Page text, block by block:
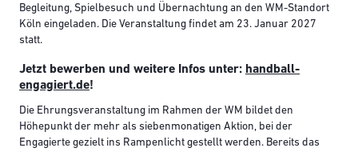
Begleitung, Spielbesuch und Übernachtung an den WM-Standort
Köln eingeladen. Die Veranstaltung findet am 23. Januar 2027
statt.
Jetzt bewerben und weitere Infos unter: handball-
engagiert.de!
Die Ehrungsveranstaltung im Rahmen der WM bildet den
Höhepunkt der mehr als siebenmonatigen Aktion, bei der
Engagierte gezielt ins Rampenlicht gestellt werden. Bereits das